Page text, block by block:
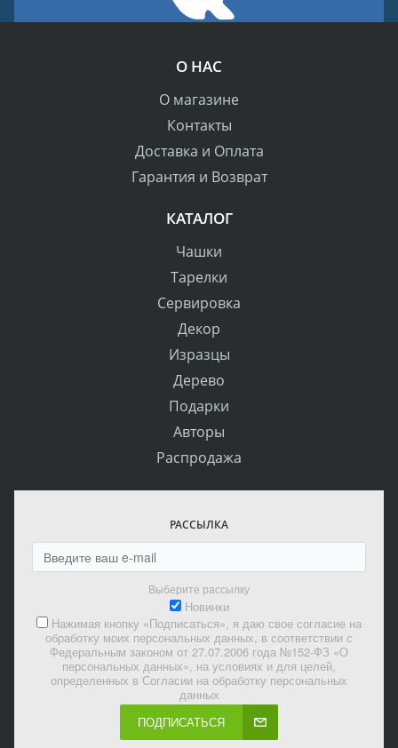
О НАС
О магазине
Контакты
Доставка и Оплата
Гарантия и Возврат
КАТАЛОГ
Чашки
Тарелки
Сервировка
Декор
Изразцы
Дерево
Подарки
Авторы
Распродажа
РАССЫЛКА
Выберите рассылку
Новинки
Нажимая кнопку «Подписаться», я даю свое согласие на
обработку моих персональных данных, в соответствии с
Федеральным законом от 27.07.2006 года №152-ФЗ «О
персональных данных», на условиях и для целей,
определенных в Согласии на обработку персональных
данных
ПОДПИСАТЬСЯ